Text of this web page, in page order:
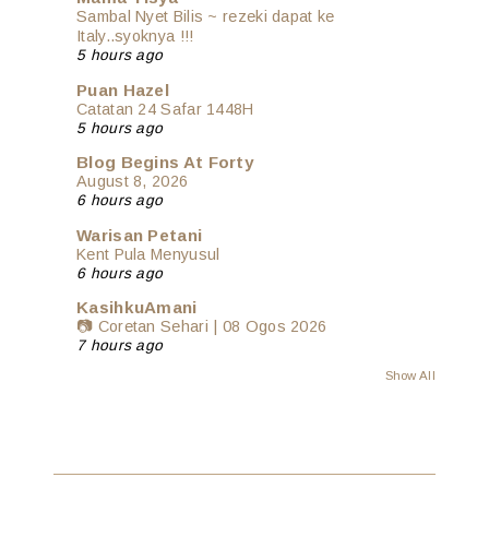
Sambal Nyet Bilis ~ rezeki dapat ke
Italy..syoknya !!!
5 hours ago
Puan Hazel
Catatan 24 Safar 1448H
5 hours ago
Blog Begins At Forty
August 8, 2026
6 hours ago
Warisan Petani
Kent Pula Menyusul
6 hours ago
KasihkuAmani
📷 Coretan Sehari | 08 Ogos 2026
7 hours ago
Show All